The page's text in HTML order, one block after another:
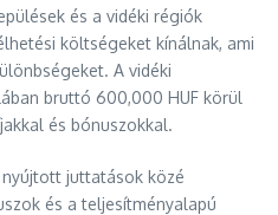
és a vidéki régiók
költségeket kínálnak, ami
A vidéki
bruttó 600,000 HUF körül
és bónuszokkal.
nyújtott juttatások közé
és a teljesítményalapú